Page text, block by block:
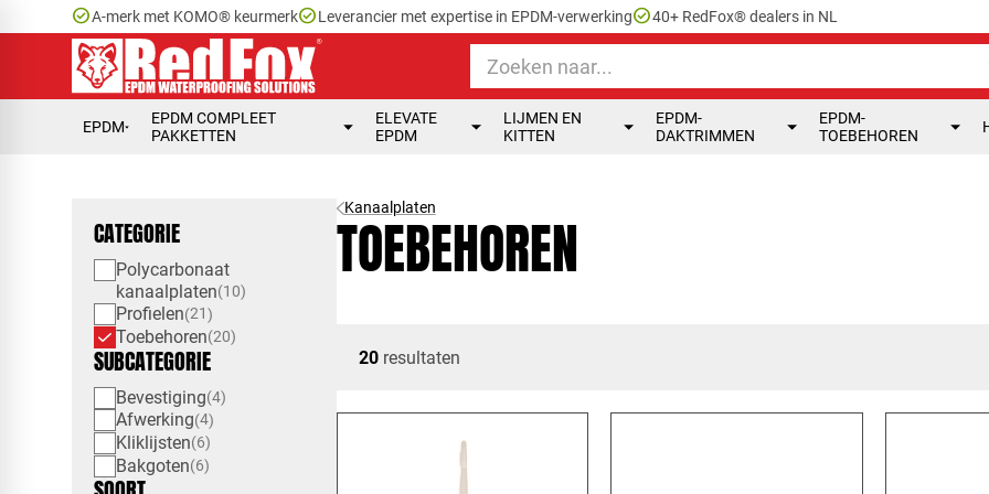
check_circleA-merk met KOMO® keurmerkcheck_circleLeverancier met expertise in EPDM-verwerkingcheck_circle40+ RedFox® dealers in NL
EPDM
EPDM COMPLEET
PAKKETTEN
ELEVATE
EPDM
LIJMEN EN
KITTEN
EPDM-
DAKTRIMMEN
EPDM-
TOEBEHOREN
CATEGORIE
Polycarbonaat
kanaalplaten 10
Profielen 21
Toebehoren 20
SUBCATEGORIE
Bevestiging 4
Afwerking 4
Kliklijsten 6
Bakgoten 6
Kanaalplaten
TOEBEHOREN
20resultaten